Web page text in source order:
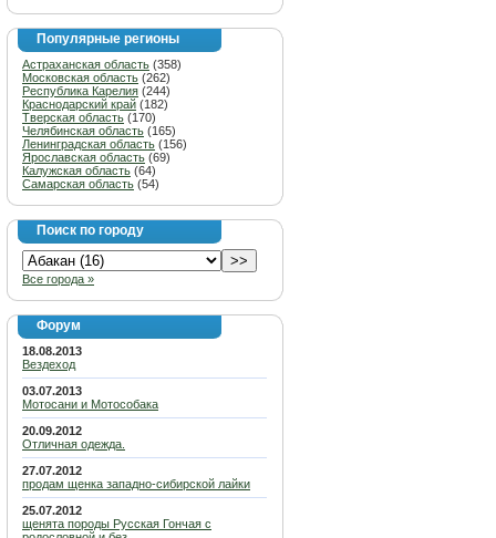
Популярные регионы
Астраханская область (358)
Московская область (262)
Республика Карелия (244)
Краснодарский край (182)
Тверская область (170)
Челябинская область (165)
Ленинградская область (156)
Ярославская область (69)
Калужская область (64)
Самарская область (54)
Поиск по городу
Все города »
Форум
18.08.2013
Вездеход
03.07.2013
Мотосани и Мотособака
20.09.2012
Отличная одежда.
27.07.2012
продам щенка западно-сибирской лайки
25.07.2012
щенята породы Русская Гончая с